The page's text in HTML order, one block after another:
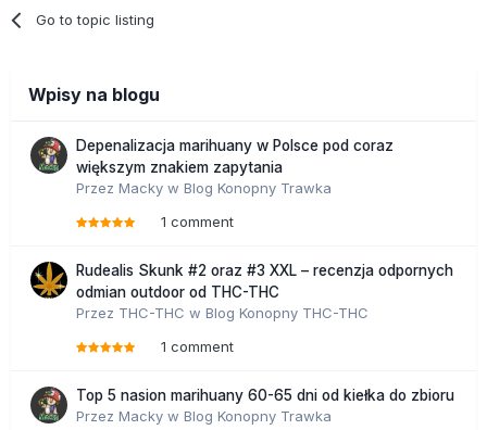
Go to topic listing
Wpisy na blogu
Depenalizacja marihuany w Polsce pod coraz
większym znakiem zapytania
Przez Macky w Blog Konopny Trawka
1 comment
Rudealis Skunk #2 oraz #3 XXL – recenzja odpornych
odmian outdoor od THC-THC
Przez THC-THC w Blog Konopny THC-THC
1 comment
Top 5 nasion marihuany 60-65 dni od kiełka do zbioru
Przez Macky w Blog Konopny Trawka